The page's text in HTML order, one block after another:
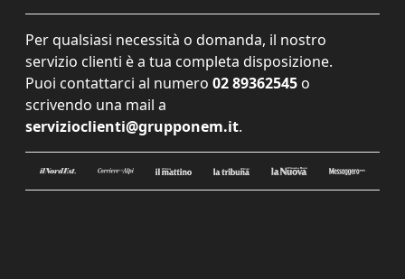
Per qualsiasi necessità o domanda, il nostro
servizio clienti è a tua completa disposizione.
Puoi contattarci al numero 02 89362545 o
scrivendo una mail a
servizioclienti@grupponem.it.